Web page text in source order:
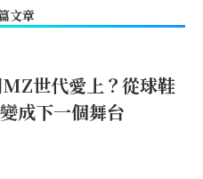
文章
世代愛上？從球鞋
成下一個舞台